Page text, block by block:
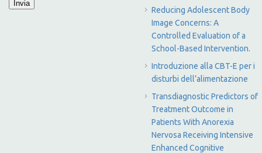
Reducing Adolescent Body
Image Concerns: A
Controlled Evaluation of a
School-Based Intervention.
Introduzione alla CBT-E per i
disturbi dell’alimentazione
Transdiagnostic Predictors of
Treatment Outcome in
Patients With Anorexia
Nervosa Receiving Intensive
Enhanced Cognitive